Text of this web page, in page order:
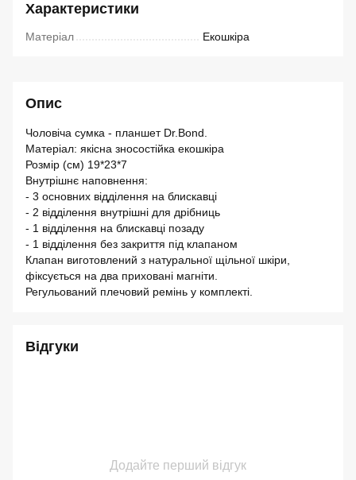
Характеристики
Матеріал Екошкіра
Опис
Чоловіча сумка - планшет Dr.Bond.
Матеріал: якісна зносостійка екошкіра
Розмір (см) 19*23*7
Внутрішнє наповнення:
- 3 основних відділення на блискавці
- 2 відділення внутрішні для дрібниць
- 1 відділення на блискавці позаду
- 1 відділення без закриття під клапаном
Клапан виготовлений з натуральної щільної шкіри,
фіксується на два приховані магніти.
Регульований плечовий ремінь у комплекті.
Відгуки
Додайте перший відгук